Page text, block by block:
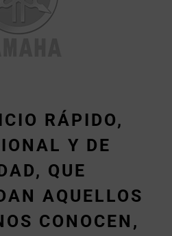
RÁPIDO,
Y DE
QUE
AQUELLOS
CONOCEN,